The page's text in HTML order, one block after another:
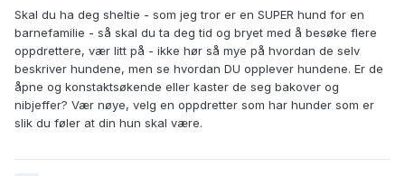
Skal du ha deg sheltie - som jeg tror er en SUPER hund for en
barnefamilie - så skal du ta deg tid og bryet med å besøke flere
oppdrettere, vær litt på - ikke hør så mye på hvordan de selv
beskriver hundene, men se hvordan DU opplever hundene. Er de
åpne og konstaktsøkende eller kaster de seg bakover og
nibjeffer? Vær nøye, velg en oppdretter som har hunder som er
slik du føler at din hun skal være.